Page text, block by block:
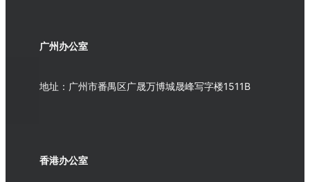
广州办公室
地址：广州市番禺区广晟万博城晟峰写字楼1511B
香港办公室